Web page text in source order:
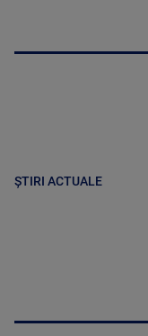
ȘTIRI ACTUALE